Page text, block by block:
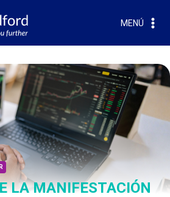
MENÚ
LA MANIFESTACIÓN